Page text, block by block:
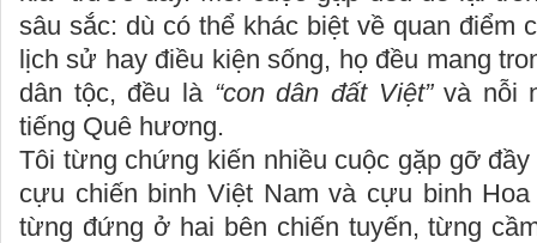
sâu sắc: dù có thể khác biệt về quan điểm
lịch sử hay điều kiện sống, họ đều mang
dân tộc, đều là “con dân đất Việt”và nỗi
tiếng Quê hương.
Tôi từng chứng kiến nhiều cuộc gặp gỡ
cựu chiến binh Việt Nam và cựu binh
từng đứng ở hai bên chiến tuyến, từng